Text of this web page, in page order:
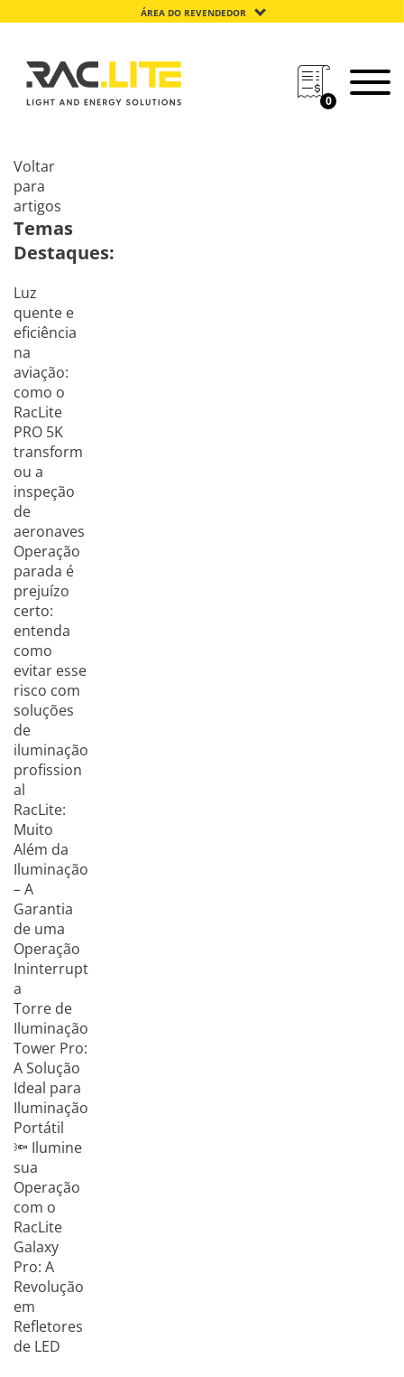
ÁREA DO REVENDEDOR
0
Voltar
para
artigos
Temas
Destaques:
Luz
quente e
eficiência
na
aviação:
como o
RacLite
PRO 5K
transform
ou a
inspeção
de
aeronaves
Operação
parada é
prejuízo
certo:
entenda
como
evitar esse
risco com
soluções
de
iluminação
profission
al
RacLite:
Muito
Além da
Iluminação
– A
Garantia
de uma
Operação
Ininterrupt
a
Torre de
Iluminação
Tower Pro:
A Solução
Ideal para
Iluminação
Portátil
🔦 Ilumine
sua
Operação
com o
RacLite
Galaxy
Pro: A
Revolução
em
Refletores
de LED